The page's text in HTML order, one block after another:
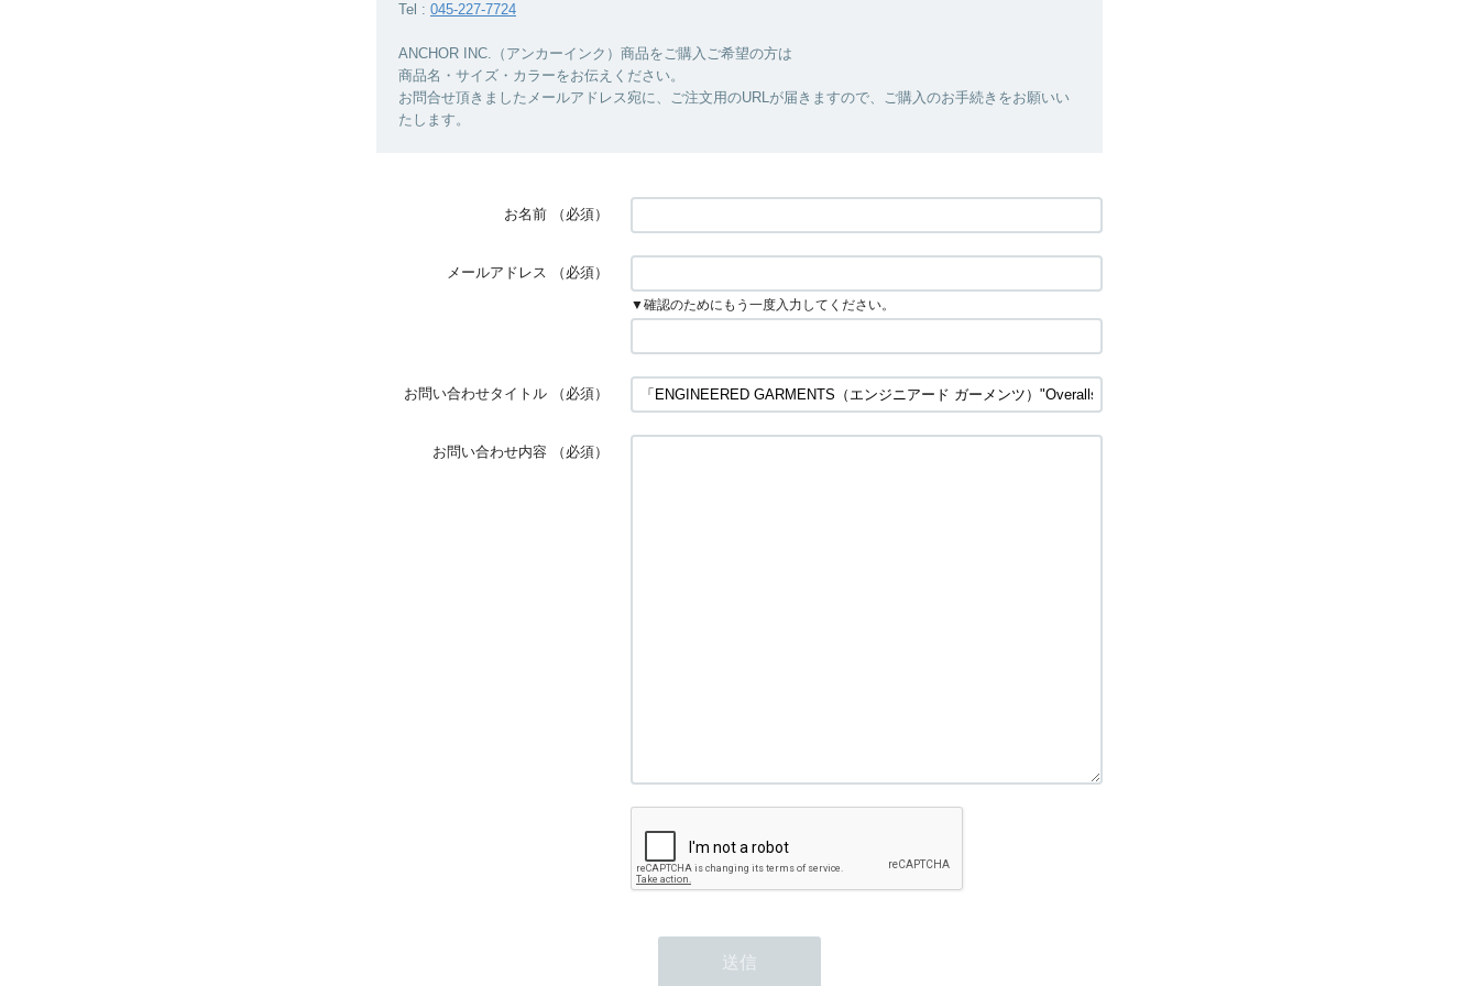
Tel : 045-227-7724
ANCHOR INC.（アンカーインク）商品をご購入ご希望の方は
商品名・サイズ・カラーをお伝えください。
お問合せ頂きましたメールアドレス宛に、ご注文用のURLが届きますので、ご購入のお手続きをお願いい
たします。
お名前 （必須）
メールアドレス （必須）
▼確認のためにもう一度入力してください。
お問い合わせタイトル （必須）
お問い合わせ内容 （必須）